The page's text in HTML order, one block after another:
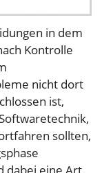
in dem
Kontrolle
nicht dort
ist,
sollten,